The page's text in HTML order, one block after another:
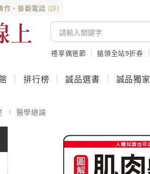
作、掛斷電話 (詳)
禮享偶爸節 搶領全站9折券
排行榜 誠品選書 誠品獨家
醫學總論